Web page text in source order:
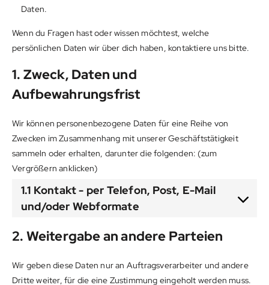
Daten.
Wenn du Fragen hast oder wissen möchtest, welche
persönlichen Daten wir über dich haben, kontaktiere uns bitte.
1. Zweck, Daten und
Aufbewahrungsfrist
Wir können personenbezogene Daten für eine Reihe von
Zwecken im Zusammenhang mit unserer Geschäftstätigkeit
sammeln oder erhalten, darunter die folgenden: (zum
Vergrößern anklicken)
1.1 Kontakt - per Telefon, Post, E-Mail
und/oder Webformate
2. Weitergabe an andere Parteien
Wir geben diese Daten nur an Auftragsverarbeiter und andere
Dritte weiter, für die eine Zustimmung eingeholt werden muss.